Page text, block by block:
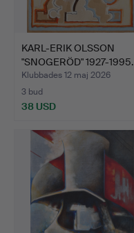
KARL-ERIK OLSSON
"SNOGERÖD" 1927-1995.
GOU…
Klubbades 12 maj 2026
3 bud
38 USD